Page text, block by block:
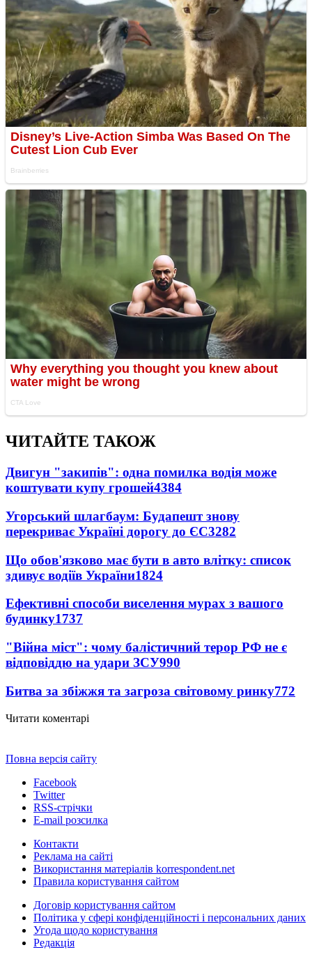
ЧИТАЙТЕ ТАКОЖ
Двигун "закипів": одна помилка водія може
коштувати купу грошей4384
Угорський шлагбаум: Будапешт знову
перекриває Україні дорогу до ЄС3282
Що обов'язково має бути в авто влітку: список
здивує водіїв України1824
Ефективні способи виселення мурах з вашого
будинку1737
"Війна міст": чому балістичний терор РФ не є
відповіддю на удари ЗСУ990
Битва за збіжжя та загроза світовому ринку772
Читати коментарі
Повна версія сайту
Facebook
Twitter
RSS-стрічки
E-mail розсилка
Контакти
Реклама на сайті
Використання матеріалів korrespondent.net
Правила користування сайтом
Договір користування сайтом
Політика у сфері конфіденційності і персональних даних
Угода щодо користування
Редакція